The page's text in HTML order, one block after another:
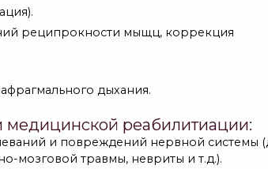
реципрокности мыщц, коррекция
дыхания.
медицинской реабилитиации:
и повреждений нервной системы
мозговой травмы, невриты и т.д.).